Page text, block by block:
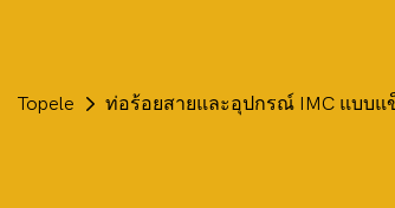
Topele ท่อร้อยสายและอุปกรณ์ IMC แบบแ